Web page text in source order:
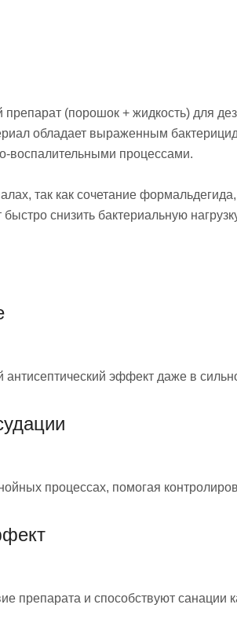
препарат (порошок + жидкость) для
обладает выраженным
воспалительными процессами.
так как сочетание
снизить бактериальную
эффект даже в
процессах, помогая
препарата и способствуют санации